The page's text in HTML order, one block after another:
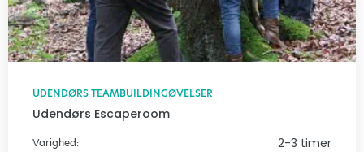
UDENDØRS TEAMBUILDINGØVELSER
Udendørs Escaperoom
Varighed: 2-3 timer